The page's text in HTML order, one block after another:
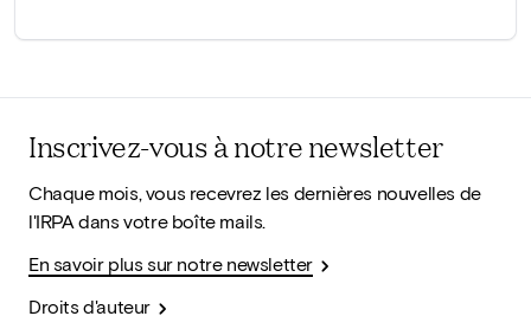
Inscrivez-vous à notre newsletter
Chaque mois, vous recevrez les dernières nouvelles de
l'IRPA dans votre boîte mails.
En savoir plus sur notre newsletter
Droits d'auteur